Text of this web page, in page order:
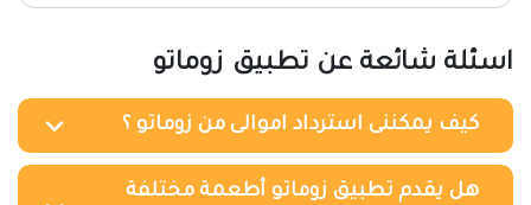
اسئلة شائعة عن تطبيق زوماتو
كيف يمكننى استرداد اموالى من زوماتو ؟
هل يقدم تطبيق زوماتو أطعمة مختلفة